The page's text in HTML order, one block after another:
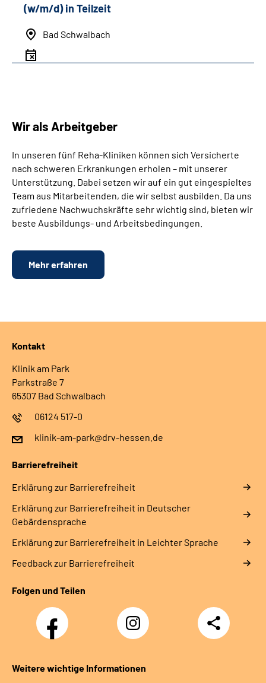
(w/m/d) in Teilzeit
Bad Schwalbach
Wir als Arbeitgeber
In unseren fünf Reha-Kliniken können sich Versicherte
nach schweren Erkrankungen erholen – mit unserer
Unterstützung. Dabei setzen wir auf ein gut eingespieltes
Team aus Mitarbeitenden, die wir selbst ausbilden. Da uns
zufriedene Nachwuchskräfte sehr wichtig sind, bieten wir
beste Ausbildungs- und Arbeitsbedingungen.
Mehr erfahren
Kontakt
Klinik am Park
Parkstraße 7
65307 Bad Schwalbach
06124 517-0
klinik-am-park@drv-hessen.de
Barrierefreiheit
Erklärung zur Barrierefreiheit
Erklärung zur Barrierefreiheit in Deutscher
Gebärdensprache
Erklärung zur Barrierefreiheit in Leichter Sprache
Feedback zur Barrierefreiheit
Folgen und Teilen
Facebook Instagram
Teilen
Weitere wichtige Informationen